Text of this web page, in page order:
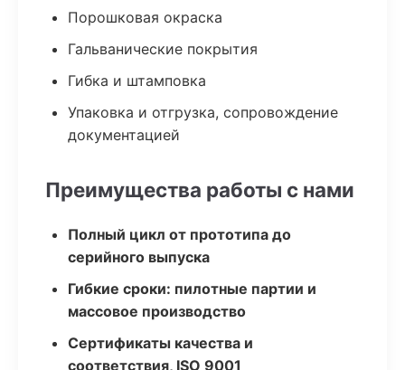
Порошковая окраска
Гальванические покрытия
Гибка и штамповка
Упаковка и отгрузка, сопровождение
документацией
Преимущества работы с нами
Полный цикл от прототипа до
серийного выпуска
Гибкие сроки: пилотные партии и
массовое производство
Сертификаты качества и
соответствия, ISO 9001